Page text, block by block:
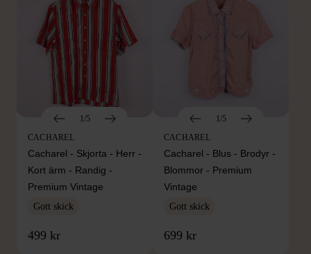
1/5
CACHAREL
Cacharel - Skjorta - Herr -
Kort ärm - Randig -
Premium Vintage
Gott skick
499 kr
1/5
CACHAREL
Cacharel - Blus - Brodyr -
Blommor - Premium
Vintage
Gott skick
699 kr